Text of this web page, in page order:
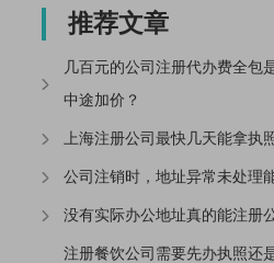
推荐文章
几百元的公司注册代办费全包
中途加价？
上海注册公司最快几天能拿执
公司注销时，地址异常未处理
没有实际办公地址真的能注册
注册餐饮公司需要先办执照还